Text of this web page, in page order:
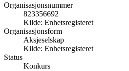
Organisasjonsnummer
823356692
Kilde: Enhetsregisteret
Organisasjonsform
Aksjeselskap
Kilde: Enhetsregisteret
Status
Konkurs